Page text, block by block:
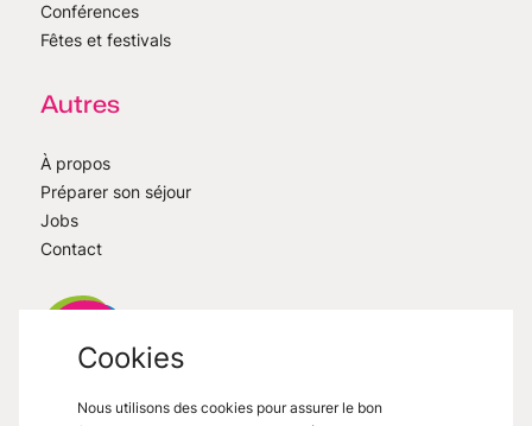
Conférences
Fêtes et festivals
Autres
À propos
Préparer son séjour
Jobs
Contact
VisitMons2026- All right reserved
Cookies
Nous utilisons des cookies pour assurer le bon